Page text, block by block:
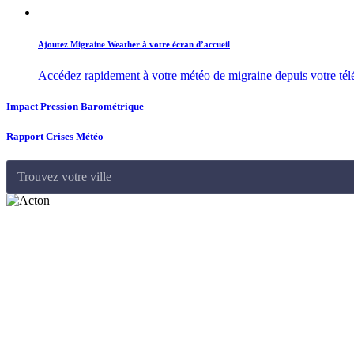
Ajoutez Migraine Weather à votre écran d’accueil
Accédez rapidement à votre météo de migraine depuis votre
Impact Pression Barométrique
Rapport Crises Météo
Trouvez votre ville